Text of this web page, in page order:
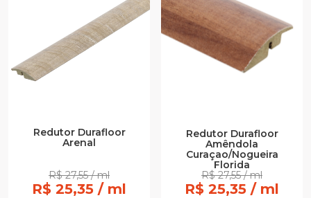
Redutor Durafloor
Arenal
R$ 27,55 / ml
R$ 25,35 / ml
Redutor Durafloor
Amêndola
Curaçao/Nogueira
Florida
R$ 27,55 / ml
R$ 25,35 / ml